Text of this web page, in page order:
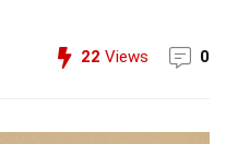
22 Views 0